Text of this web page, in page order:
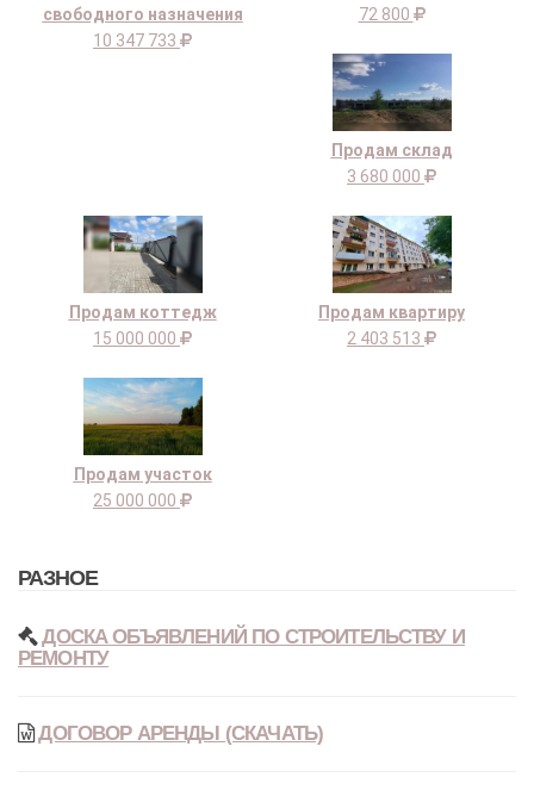
свободного назначения
10 347 733
72 800
Продам склад
3 680 000
Продам коттедж
15 000 000
Продам квартиру
2 403 513
Продам участок
25 000 000
РАЗНОЕ
ДОСКА ОБЪЯВЛЕНИЙ ПО СТРОИТЕЛЬСТВУ И
РЕМОНТУ
ДОГОВОР АРЕНДЫ (СКАЧАТЬ)